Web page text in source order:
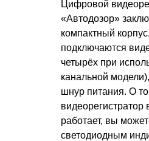
Цифровой
«Автодозор»
компактный
подключаются
четырёх при
канальной
шнур питания. О
видеорегистратор
работает, вы
светодиодным